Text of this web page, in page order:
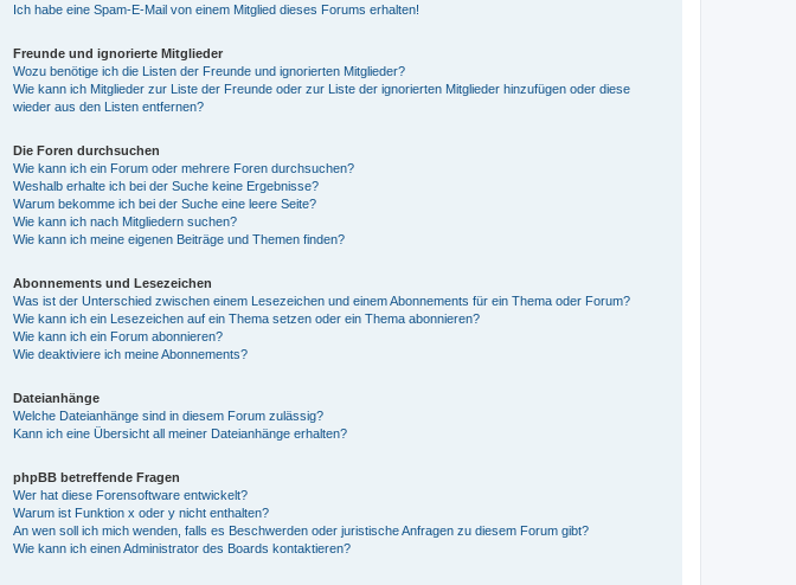
Ich habe eine Spam-E-Mail von einem Mitglied dieses Forums erhalten!
Freunde und ignorierte Mitglieder
Wozu benötige ich die Listen der Freunde und ignorierten Mitglieder?
Wie kann ich Mitglieder zur Liste der Freunde oder zur Liste der ignorierten Mitglieder hinzufügen oder diese
wieder aus den Listen entfernen?
Die Foren durchsuchen
Wie kann ich ein Forum oder mehrere Foren durchsuchen?
Weshalb erhalte ich bei der Suche keine Ergebnisse?
Warum bekomme ich bei der Suche eine leere Seite?
Wie kann ich nach Mitgliedern suchen?
Wie kann ich meine eigenen Beiträge und Themen finden?
Abonnements und Lesezeichen
Was ist der Unterschied zwischen einem Lesezeichen und einem Abonnements für ein Thema oder Forum?
Wie kann ich ein Lesezeichen auf ein Thema setzen oder ein Thema abonnieren?
Wie kann ich ein Forum abonnieren?
Wie deaktiviere ich meine Abonnements?
Dateianhänge
Welche Dateianhänge sind in diesem Forum zulässig?
Kann ich eine Übersicht all meiner Dateianhänge erhalten?
phpBB betreffende Fragen
Wer hat diese Forensoftware entwickelt?
Warum ist Funktion x oder y nicht enthalten?
An wen soll ich mich wenden, falls es Beschwerden oder juristische Anfragen zu diesem Forum gibt?
Wie kann ich einen Administrator des Boards kontaktieren?